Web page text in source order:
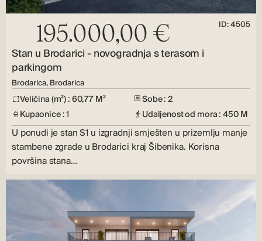
195.000,00 € ID: 4505
Stan u Brodarici - novogradnja s terasom i
parkingom
Brodarica, Brodarica
Veličina (m²) : 60,77 M²
Sobe : 2
Kupaonice : 1
Udaljenost od mora : 450 M
U ponudi je stan S1 u izgradnji smješten u prizemlju manje
stambene zgrade u Brodarici kraj Šibenika. Korisna
površina stana…